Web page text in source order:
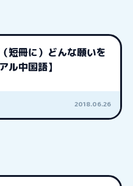
短冊に）どんな願いを
ル中国語】
2018.06.26